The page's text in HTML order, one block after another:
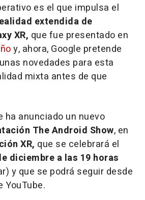
es el que impulsa el
extendida de
XR, que fue presentado en
y, ahora, Google pretende
novedades para esta
mixta antes de que
ha anunciado un nuevo
The Android Show, en
XR, que se celebrará el
diciembre a las 19 horas
y que se podrá seguir desde
YouTube.